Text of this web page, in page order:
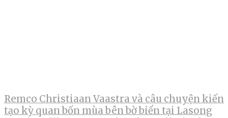
Remco Christiaan Vaastra và câu chuyện kiến
tạo kỳ quan bốn mùa bên bờ biển tại Lasong